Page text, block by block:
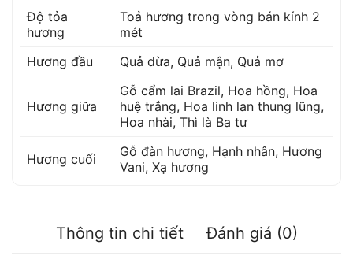
Độ tỏa
hương
Toả hương trong vòng bán kính 2
mét
Hương đầu
Quả dừa, Quả mận, Quả mơ
Hương giữa
Gỗ cẩm lai Brazil, Hoa hồng, Hoa
huệ trắng, Hoa linh lan thung lũng,
Hoa nhài, Thì là Ba tư
Hương cuối Gỗ đàn hương, Hạnh nhân, Hương
Vani, Xạ hương
Thông tin chi tiết Đánh giá (0)